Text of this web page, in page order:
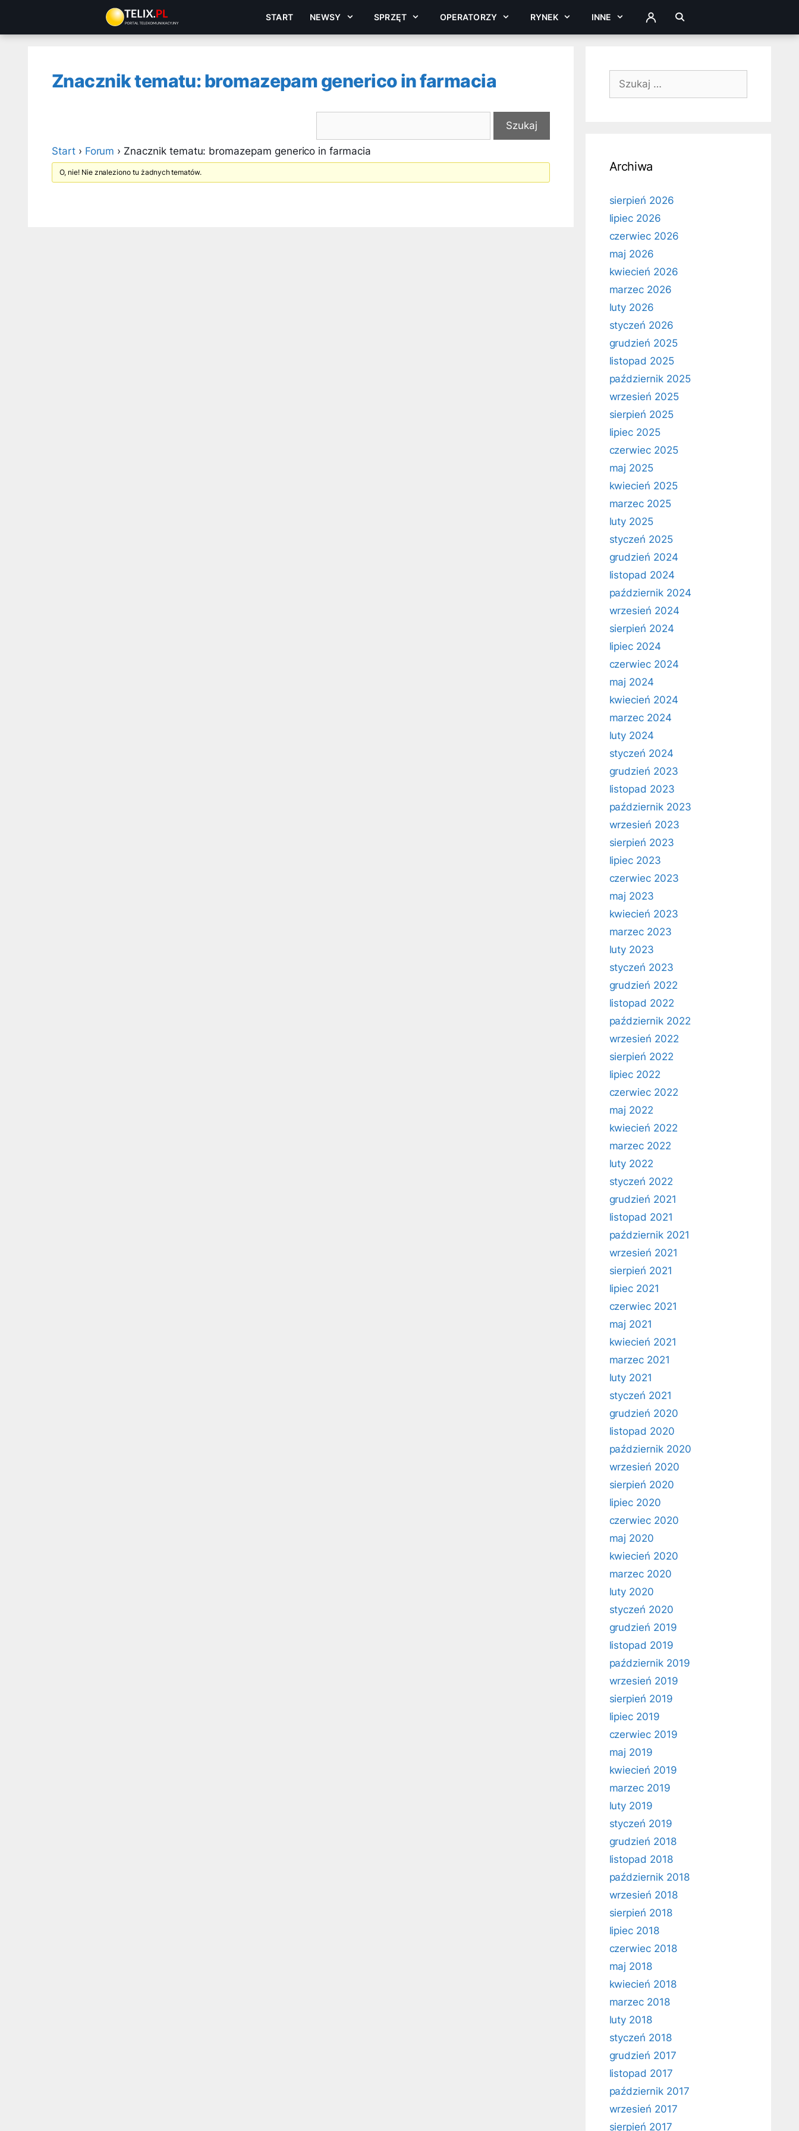
treści
START NEWSY SPRZĘT OPERATORZY RYNEK INNE ZALOGUJ
Znacznik tematu: bromazepam generico in farmacia
Start › Forum › Znacznik tematu: bromazepam generico in farmacia
O, nie! Nie znaleziono tu żadnych tematów.
Szukaj:
Archiwa
sierpień 2026
lipiec 2026
czerwiec 2026
maj 2026
kwiecień 2026
marzec 2026
luty 2026
styczeń 2026
grudzień 2025
listopad 2025
październik 2025
wrzesień 2025
sierpień 2025
lipiec 2025
czerwiec 2025
maj 2025
kwiecień 2025
marzec 2025
luty 2025
styczeń 2025
grudzień 2024
listopad 2024
październik 2024
wrzesień 2024
sierpień 2024
lipiec 2024
czerwiec 2024
maj 2024
kwiecień 2024
marzec 2024
luty 2024
styczeń 2024
grudzień 2023
listopad 2023
październik 2023
wrzesień 2023
sierpień 2023
lipiec 2023
czerwiec 2023
maj 2023
kwiecień 2023
marzec 2023
luty 2023
styczeń 2023
grudzień 2022
listopad 2022
październik 2022
wrzesień 2022
sierpień 2022
lipiec 2022
czerwiec 2022
maj 2022
kwiecień 2022
marzec 2022
luty 2022
styczeń 2022
grudzień 2021
listopad 2021
październik 2021
wrzesień 2021
sierpień 2021
lipiec 2021
czerwiec 2021
maj 2021
kwiecień 2021
marzec 2021
luty 2021
styczeń 2021
grudzień 2020
listopad 2020
październik 2020
wrzesień 2020
sierpień 2020
lipiec 2020
czerwiec 2020
maj 2020
kwiecień 2020
marzec 2020
luty 2020
styczeń 2020
grudzień 2019
listopad 2019
październik 2019
wrzesień 2019
sierpień 2019
lipiec 2019
czerwiec 2019
maj 2019
kwiecień 2019
marzec 2019
luty 2019
styczeń 2019
grudzień 2018
listopad 2018
październik 2018
wrzesień 2018
sierpień 2018
lipiec 2018
czerwiec 2018
maj 2018
kwiecień 2018
marzec 2018
luty 2018
styczeń 2018
grudzień 2017
listopad 2017
październik 2017
wrzesień 2017
sierpień 2017